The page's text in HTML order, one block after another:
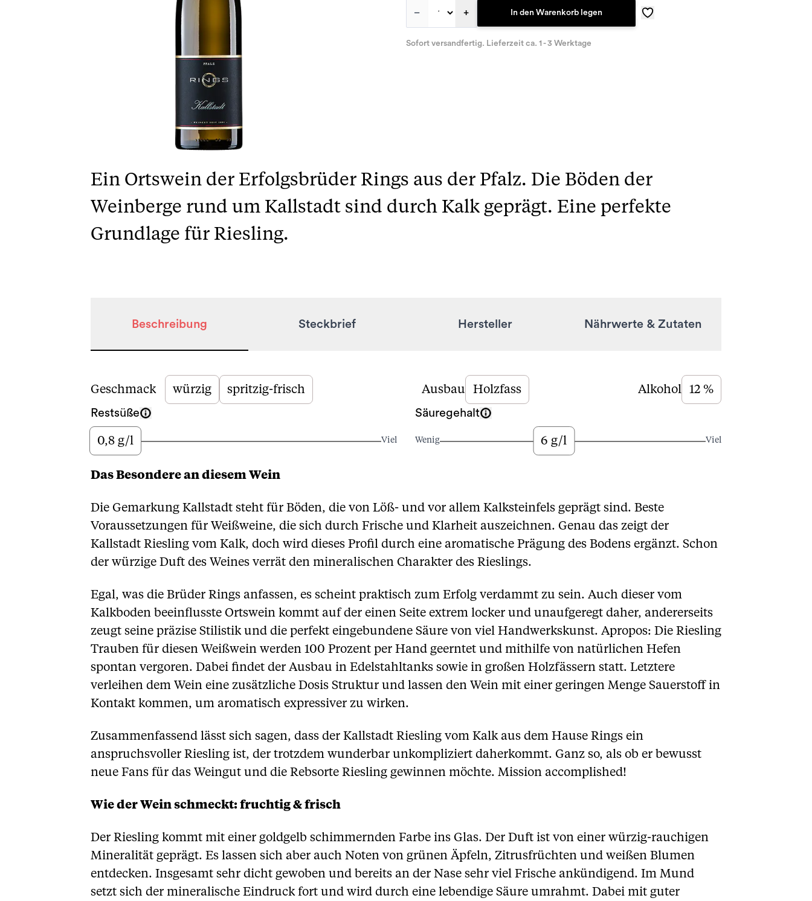
– + In den Warenkorb legen
Sofort versandfertig. Lieferzeit ca. 1 - 3 Werktage
Ein Ortswein der Erfolgsbrüder Rings aus der Pfalz. Die Böden der
Weinberge rund um Kallstadt sind durch Kalk geprägt. Eine perfekte
Grundlage für Riesling.
Beschreibung Steckbrief Hersteller Nährwerte & Zutaten
Beschreibung
Geschmack würzig spritzig-frisch Ausbau Holzfass Alkohol
12 %
Restsüße
Wenig
0,8 g/l Viel
Säuregehalt
Wenig 6 g/l Viel
Das Besondere an diesem Wein
Die Gemarkung Kallstadt steht für Böden, die von Löß- und vor allem Kalksteinfels geprägt sind. Beste
Voraussetzungen für Weißweine, die sich durch Frische und Klarheit auszeichnen. Genau das zeigt der
Kallstadt Riesling vom Kalk, doch wird dieses Profil durch eine aromatische Prägung des Bodens ergänzt. Schon
der würzige Duft des Weines verrät den mineralischen Charakter des Rieslings.
Egal, was die Brüder Rings anfassen, es scheint praktisch zum Erfolg verdammt zu sein. Auch dieser vom
Kalkboden beeinflusste Ortswein kommt auf der einen Seite extrem locker und unaufgeregt daher, andererseits
zeugt seine präzise Stilistik und die perfekt eingebundene Säure von viel Handwerkskunst. Apropos: Die Riesling
Trauben für diesen Weißwein werden 100 Prozent per Hand geerntet und mithilfe von natürlichen Hefen
spontan vergoren. Dabei findet der Ausbau in Edelstahltanks sowie in großen Holzfässern statt. Letztere
verleihen dem Wein eine zusätzliche Dosis Struktur und lassen den Wein mit einer geringen Menge Sauerstoff in
Kontakt kommen, um aromatisch expressiver zu wirken.
Zusammenfassend lässt sich sagen, dass der Kallstadt Riesling vom Kalk aus dem Hause Rings ein
anspruchsvoller Riesling ist, der trotzdem wunderbar unkompliziert daherkommt. Ganz so, als ob er bewusst
neue Fans für das Weingut und die Rebsorte Riesling gewinnen möchte. Mission accomplished!
Wie der Wein schmeckt: fruchtig & frisch
Der Riesling kommt mit einer goldgelb schimmernden Farbe ins Glas. Der Duft ist von einer würzig-rauchigen
Mineralität geprägt. Es lassen sich aber auch Noten von grünen Äpfeln, Zitrusfrüchten und weißen Blumen
entdecken. Insgesamt sehr dicht gewoben und bereits an der Nase sehr viel Frische ankündigend. Im Mund
setzt sich der mineralische Eindruck fort und wird durch eine lebendige Säure umrahmt. Dabei mit guter